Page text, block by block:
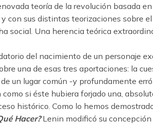
teoría de la revolución basada
con sus distintas teorizaciones sobre
social. Una herencia teórica
del nacimiento de un personaje
una de esas tres aportaciones: la
un lugar común -y profundamente
si éste hubiera forjado una,
histórico. Como lo hemos
Hacer?Lenin modificó su